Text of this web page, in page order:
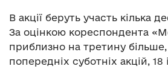
В акції беруть участь кілька
За оцінкою кореспондента
приблизно на третину більше,
попередніх суботніх акцій, 18